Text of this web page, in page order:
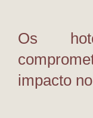
Os
impacto